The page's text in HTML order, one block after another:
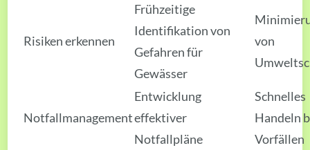
Risiken erkennen
Frühzeitige
Identifikation von
Gefahren für
Gewässer
von
Notfallmanagement
Entwicklung
effektiver
Notfallpläne
Schnelles
Handeln
Vorfällen